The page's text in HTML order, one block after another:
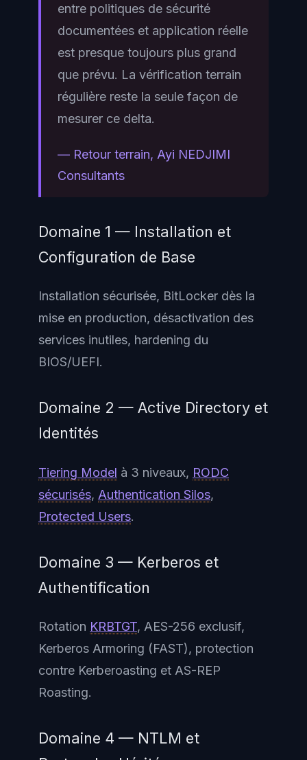
entre politiques de sécurité
documentées et application réelle
est presque toujours plus grand
que prévu. La vérification terrain
régulière reste la seule façon de
mesurer ce delta.
— Retour terrain, Ayi NEDJIMI
Consultants
Domaine 1 — Installation et
Configuration de Base
Installation sécurisée, BitLocker dès la
mise en production, désactivation des
services inutiles, hardening du
BIOS/UEFI.
Domaine 2 — Active Directory et
Identités
Tiering Model à 3 niveaux, RODC
sécurisés, Authentication Silos,
Protected Users.
Domaine 3 — Kerberos et
Authentification
Rotation KRBTGT, AES-256 exclusif,
Kerberos Armoring (FAST), protection
contre Kerberoasting et AS-REP
Roasting.
Domaine 4 — NTLM et